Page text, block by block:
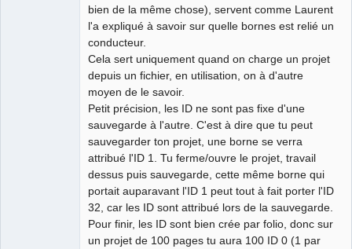
bien de la même chose), servent comme Laurent
l'a expliqué à savoir sur quelle bornes est relié un
conducteur.
Cela sert uniquement quand on charge un projet
depuis un fichier, en utilisation, on à d'autre
moyen de le savoir.
Petit précision, les ID ne sont pas fixe d'une
sauvegarde à l'autre. C'est à dire que tu peut
sauvegarder ton projet, une borne se verra
attribué l'ID 1. Tu ferme/ouvre le projet, travail
dessus puis sauvegarde, cette même borne qui
portait auparavant l'ID 1 peut tout à fait porter l'ID
32, car les ID sont attribué lors de la sauvegarde.
Pour finir, les ID sont bien crée par folio, donc sur
un projet de 100 pages tu aura 100 ID 0 (1 par